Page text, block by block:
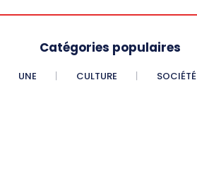
Catégories populaires
UNE CULTURE SOCIÉTÉ